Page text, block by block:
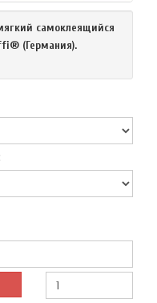
самоклеящийся
(Германия).